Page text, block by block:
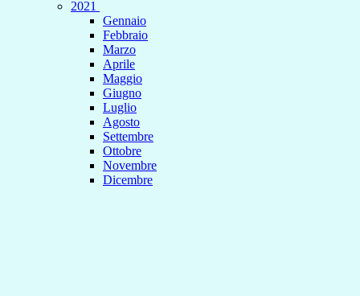
2021
Gennaio
Febbraio
Marzo
Aprile
Maggio
Giugno
Luglio
Agosto
Settembre
Ottobre
Novembre
Dicembre